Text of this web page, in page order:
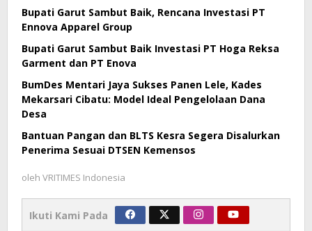
Bupati Garut Sambut Baik, Rencana Investasi PT
Ennova Apparel Group
Bupati Garut Sambut Baik Investasi PT Hoga Reksa
Garment dan PT Enova
BumDes Mentari Jaya Sukses Panen Lele, Kades
Mekarsari Cibatu: Model Ideal Pengelolaan Dana
Desa
Bantuan Pangan dan BLTS Kesra Segera Disalurkan
Penerima Sesuai DTSEN Kemensos
oleh VRITIMES Indonesia
Ikuti Kami Pada